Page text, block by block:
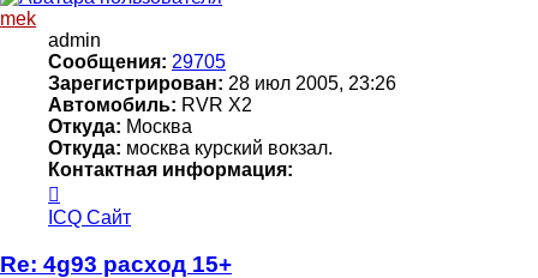
mek
admin
Сообщения: 29705
Зарегистрирован: 28 июл 2005, 23:26
Автомобиль: RVR X2
Откуда: Москва
Откуда: москва курский вокзал.
Контактная информация:
информация
пользователя
mek
ICQ Сайт
Re: 4g93 расход 15+